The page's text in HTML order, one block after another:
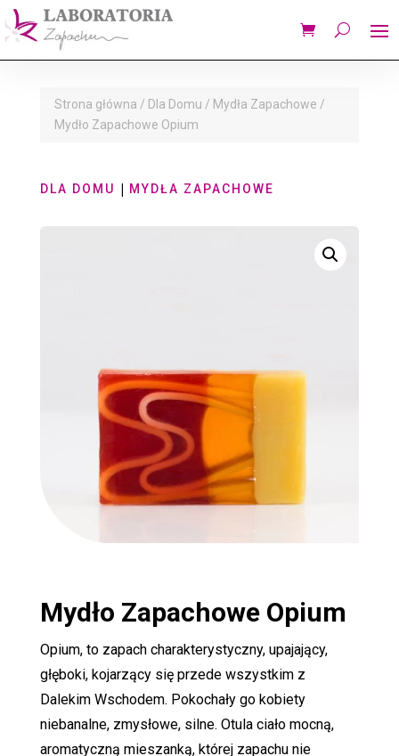
Strona główna / Dla Domu / Mydła Zapachowe /
Mydło Zapachowe Opium
DLA DOMU | MYDŁA ZAPACHOWE
Mydło Zapachowe Opium
Opium, to zapach charakterystyczny, upajający,
głęboki, kojarzący się przede wszystkim z
Dalekim Wschodem. Pokochały go kobiety
niebanalne, zmysłowe, silne. Otula ciało mocną,
aromatyczną mieszanką, której zapachu nie